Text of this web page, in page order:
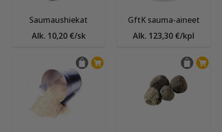
Saumaushiekat
Alk. 10,20 €/sk
GftK sauma-aineet
Alk. 123,30 €/kpl